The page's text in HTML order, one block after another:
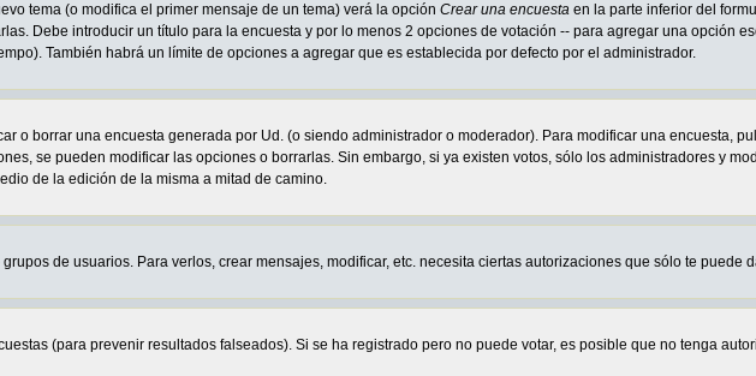
tema (o modifica el primer mensaje de un tema) verá la opción Crear una encuesta en la parte inferior del
Debe introducir un título para la encuesta y por lo menos 2 opciones de votación -- para agregar una opción
También habrá un límite de opciones a agregar que es establecida por defecto por el administrador.
o borrar una encuesta generada por Ud. (o siendo administrador o moderador). Para modificar una encuesta,
se pueden modificar las opciones o borrarlas. Sin embargo, si ya existen votos, sólo los administradores y
de la edición de la misma a mitad de camino.
de usuarios. Para verlos, crear mensajes, modificar, etc. necesita ciertas autorizaciones que sólo te puede
(para prevenir resultados falseados). Si se ha registrado pero no puede votar, es posible que no tenga